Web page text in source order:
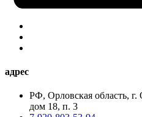
адрес
РФ, Орловская область,
дом 18, п. 3